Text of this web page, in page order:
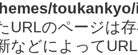
URLのページは
などによって